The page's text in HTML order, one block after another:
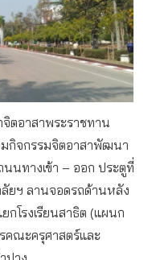
อาสาพระราชทาน
กิจกรรมจิตอาสาพัฒนา
นทางเข้า – ออก ประตูที่
ยฯ ลานจอดรถด้านหลัง
โรงเรียนสาธิต (แผนก
คณะครุศาสตร์และ